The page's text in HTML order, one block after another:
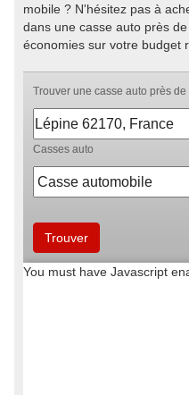
mobile ? N'hésitez pas à
dans une casse auto près
économies sur votre budget